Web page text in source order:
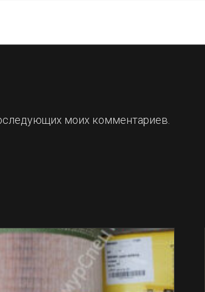
моих комментариев.